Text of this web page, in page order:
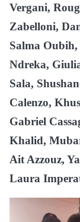
Vergani,
Zabelloni,
Salma
Ndreka,
Sala,
Calenzo,
Gabriel
Khalid,
Ait Azzouz,
Laura